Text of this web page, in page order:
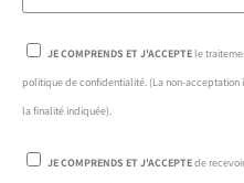
JE COMPRENDS ET J'ACCEPTE le
politique de confidentialité. (La non-
la finalité indiquée).
JE COMPRENDS ET J'ACCEPTEde